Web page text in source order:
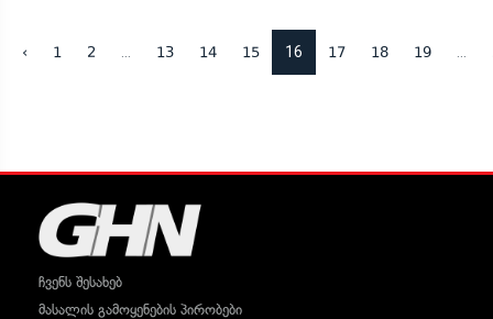
‹ 1 2 13 14 15 16 17 18 19
ჩვენს შესახებ
მასალის გამოყენების პირობები